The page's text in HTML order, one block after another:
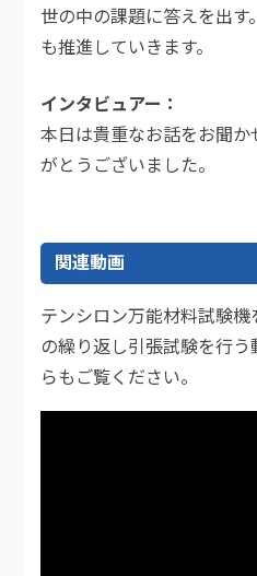
世の中の課題に答えを出
も推進していきます。
インタビュアー
本日は貴重なお話をお聞か
がとうございました。
関連動画
テンシロン万能材料試験
の繰り返し引張試験を行う
らもご覧ください。